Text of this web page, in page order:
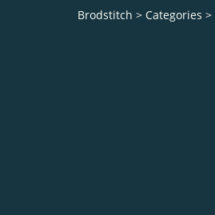
Brodstitch > Categories >